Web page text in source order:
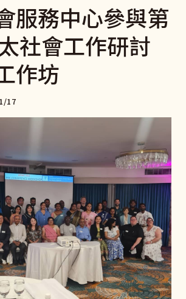
服務中心參與第
社會工作研討
作坊
17